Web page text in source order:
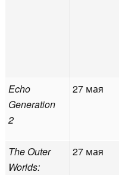
Echo
Generation
2
27 мая
The Outer
Worlds:
27 мая